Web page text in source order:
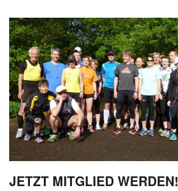
JETZT MITGLIED WERDEN!